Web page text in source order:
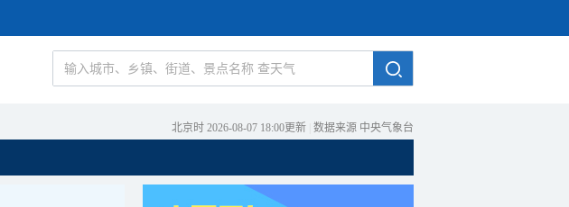
北京时 2026-08-07 18:00更新 数据来源 中央气象台